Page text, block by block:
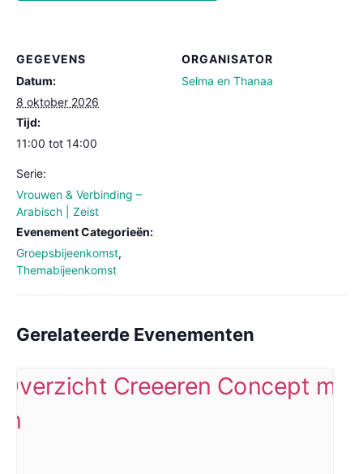
GEGEVENS
Datum:
8 oktober 2026
Tijd:
11:00 tot 14:00
Serie:
Vrouwen & Verbinding –
Arabisch | Zeist
Evenement Categorieën:
Groepsbijeenkomst,
Themabijeenkomst
ORGANISATOR
Selma en Thanaa
Gerelateerde Evenementen